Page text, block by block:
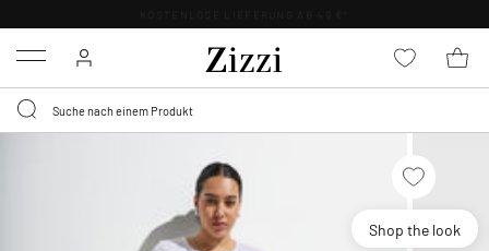
Menu
Shop the look